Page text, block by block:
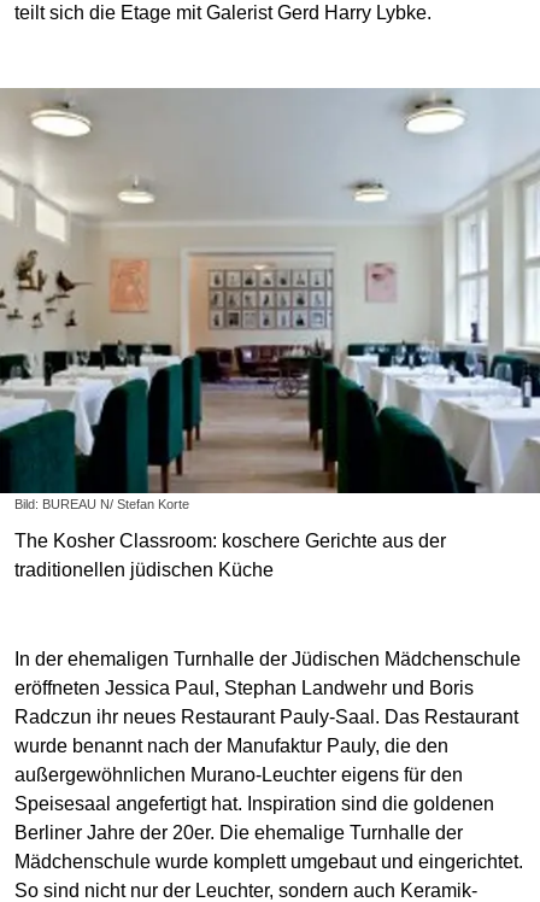
teilt sich die Etage mit Galerist Gerd Harry Lybke.
Bild: BUREAU N/ Stefan Korte
The Kosher Classroom: koschere Gerichte aus der
traditionellen jüdischen Küche
In der ehemaligen Turnhalle der Jüdischen Mädchenschule
eröffneten Jessica Paul, Stephan Landwehr und Boris
Radczun ihr neues Restaurant Pauly-Saal. Das Restaurant
wurde benannt nach der Manufaktur Pauly, die den
außergewöhnlichen Murano-Leuchter eigens für den
Speisesaal angefertigt hat. Inspiration sind die goldenen
Berliner Jahre der 20er. Die ehemalige Turnhalle der
Mädchenschule wurde komplett umgebaut und eingerichtet.
So sind nicht nur der Leuchter, sondern auch Keramik-